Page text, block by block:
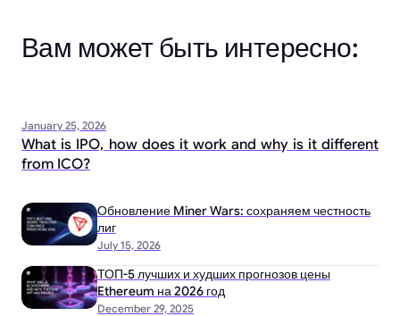
Вам может быть интересно:
January 25, 2026
What is IPO, how does it work and why is it different
from ICO?
July 15, 2026
Обновление Miner Wars: сохраняем честность
лиг
December 29, 2025
ТОП-5 лучших и худших прогнозов цены
Ethereum на 2026 год